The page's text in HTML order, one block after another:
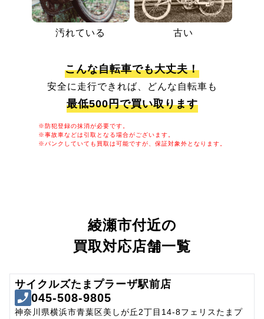
汚れている 古い
こんな自転車でも大丈夫！
安全に走行できれば、どんな自転車も
最低500円で買い取ります
※防犯登録の抹消が必要です。
※事故車などは引取となる場合がございます。
※パンクしていても買取は可能ですが、保証対象外となります。
綾瀬市付近の
買取対応店舗一覧
サイクルズたまプラーザ駅前店
045-508-9805
神奈川県横浜市青葉区美しが丘2丁目14-8フェリスたまプ